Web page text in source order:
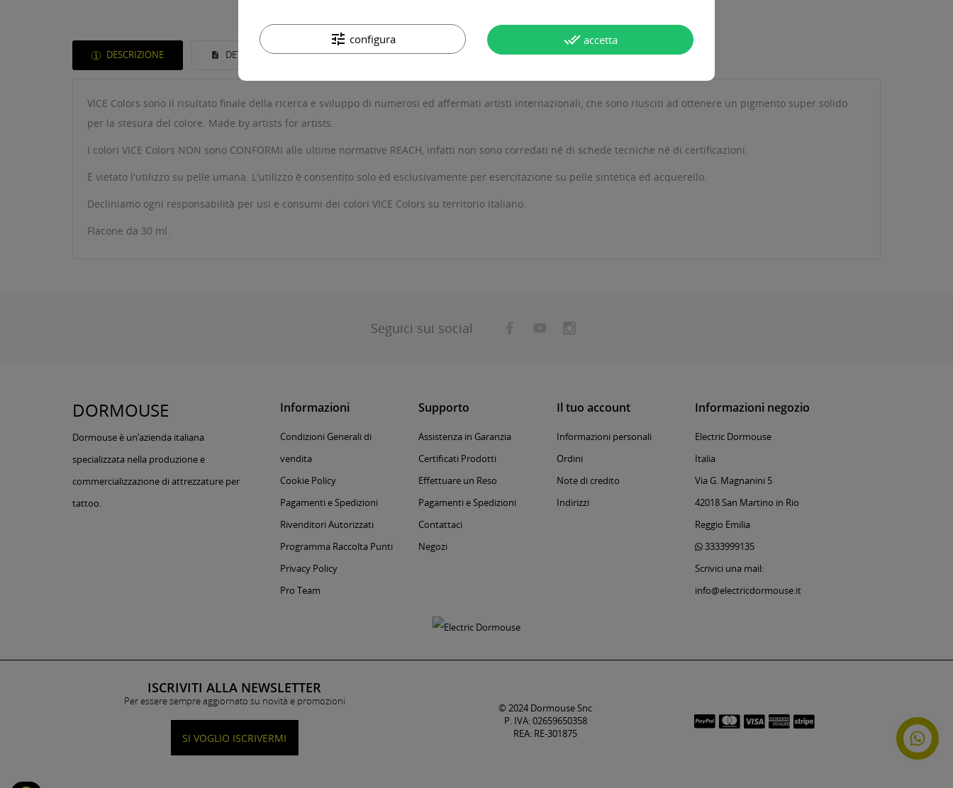
DESCRIZIONE DETTAGLI DEL PRODOTTO DOMANDE & RISPOSTE
VICE Colors sono il risultato finale della ricerca e sviluppo di numerosi ed affermati artisti internazionali, che sono riusciti ad ottenere un pigmento super solido
per la stesura del colore. Made by artists for artists.
I colori VICE Colors NON sono CONFORMI alle ultime normative REACH, infatti non sono corredati né di schede tecniche né di certificazioni.
È vietato l'utilizzo su pelle umana. L'utilizzo è consentito solo ed esclusivamente per esercitazione su pelle sintetica ed acquerello.
Decliniamo ogni responsabilità per usi e consumi dei colori VICE Colors su territorio italiano.
Flacone da 30 ml.
Seguici sui social
DORMOUSE
Dormouse è un’azienda italiana
specializzata nella produzione e
commercializzazione di attrezzature per
tattoo.
Informazioni
Condizioni Generali di
vendita
Cookie Policy
Pagamenti e Spedizioni
Rivenditori Autorizzati
Programma Raccolta Punti
Privacy Policy
Pro Team
Supporto
Assistenza in Garanzia
Certificati Prodotti
Effettuare un Reso
Pagamenti e Spedizioni
Contattaci
Negozi
Il tuo account
Informazioni personali
Ordini
Note di credito
Indirizzi
Informazioni negozio
Electric Dormouse
Italia
Via G. Magnanini 5
42018 San Martino in Rio
Reggio Emilia
3333999135
Scrivici una mail:
info@electricdormouse.it
ISCRIVITI ALLA NEWSLETTER
Per essere sempre aggiornato su novità e promozioni
SI VOGLIO ISCRIVERMI
© 2024 Dormouse Snc
P. IVA: 02659650358
REA: RE-301875
tune configura done_all accetta